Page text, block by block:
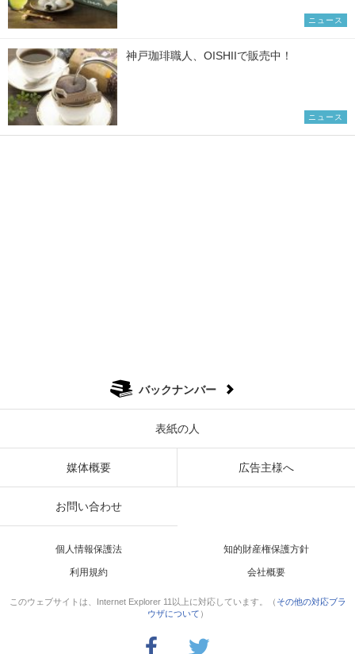
ニュース
神戸珈琲職人、OISHIIで販売中！
ニュース
バックナンバー
表紙の人
媒体概要 広告主様へ
お問い合わせ
個人情報保護法 知的財産権保護方針
利用規約 会社概要
このウェブサイトは、Internet Explorer 11以上に対応しています。（ その他の対応ブラ
ウザについて ）